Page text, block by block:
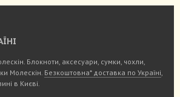
Блокноти, аксесуари, сумки, чохли,
Молескін. Безкоштовна* доставка по Україні
в Києві.